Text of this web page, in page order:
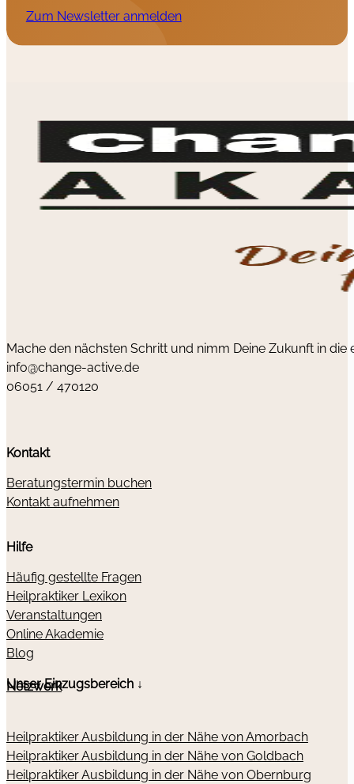
Zum Newsletter anmelden
Mache den nächsten Schritt und nimm Deine Zukunft in die
info@change-active.de
06051 / 470120
Kontakt
Beratungstermin buchen
Kontakt aufnehmen
Hilfe
Häufig gestellte Fragen
Heilpraktiker Lexikon
Veranstaltungen
Online Akademie
Blog
Netzwerk
Unser Einzugsbereich ↓
Heilpraktiker Ausbildung in der Nähe von Amorbach
Heilpraktiker Ausbildung in der Nähe von Goldbach
Heilpraktiker Ausbildung in der Nähe von Obernburg